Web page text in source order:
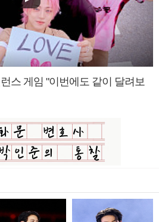
스 게임 "이번에도 같이 달려보